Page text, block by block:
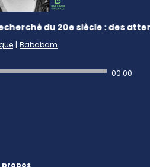
du 20e siècle : des
| Bababam
00:00
propos